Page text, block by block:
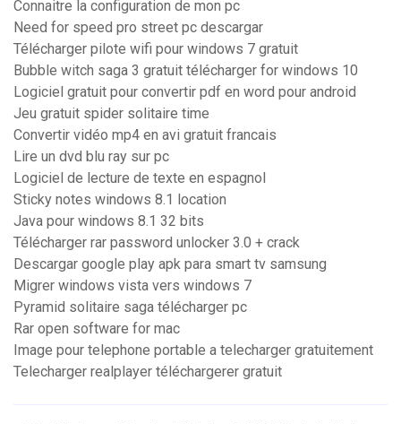
Connaitre la configuration de mon pc
Need for speed pro street pc descargar
Télécharger pilote wifi pour windows 7 gratuit
Bubble witch saga 3 gratuit télécharger for windows 10
Logiciel gratuit pour convertir pdf en word pour android
Jeu gratuit spider solitaire time
Convertir vidéo mp4 en avi gratuit francais
Lire un dvd blu ray sur pc
Logiciel de lecture de texte en espagnol
Sticky notes windows 8.1 location
Java pour windows 8.1 32 bits
Télécharger rar password unlocker 3.0 + crack
Descargar google play apk para smart tv samsung
Migrer windows vista vers windows 7
Pyramid solitaire saga télécharger pc
Rar open software for mac
Image pour telephone portable a telecharger gratuitement
Telecharger realplayer téléchargerer gratuit